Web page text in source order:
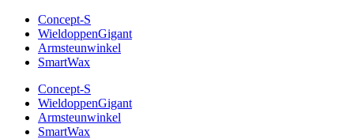
Concept-S
WieldoppenGigant
Armsteunwinkel
SmartWax
Concept-S
WieldoppenGigant
Armsteunwinkel
SmartWax